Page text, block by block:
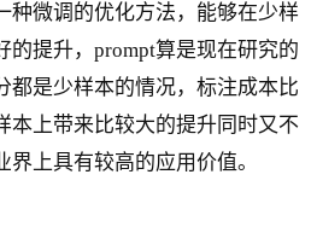
种微调的优化方法，能够在少样
的提升，prompt算是现在研究的
都是少样本的情况，标注成本比
本上带来比较大的提升同时又不
上具有较高的应用价值。